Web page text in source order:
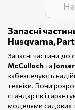
Запасні
Husqvarna,
Запасні частини до
McCullochта
забезпечують
техніки. Вони
стандартів і
моделями садових